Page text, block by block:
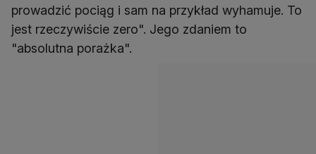
prowadzić pociąg i sam na przykład wyhamuje. To
jest rzeczywiście zero". Jego zdaniem to
"absolutna porażka".